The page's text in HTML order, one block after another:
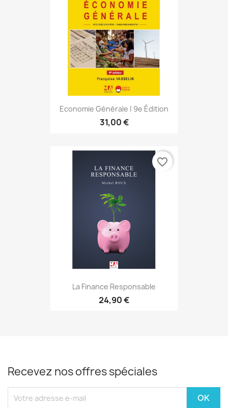
Economie Générale | 9e Édition
31,00 €
La Finance Responsable
24,90 €
favorite_border
Recevez nos offres spéciales